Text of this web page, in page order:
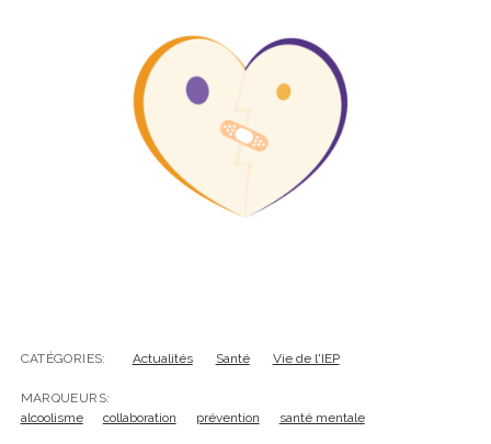
CATÉGORIES: Actualités Santé Vie de l'IEP
MARQUEURS:
alcoolisme
collaboration prévention santé mentale